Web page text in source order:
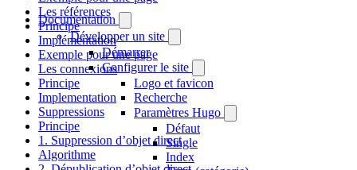
Documentation
Développer un site
Démarrer
Configurer le site
Logo et favicon
Recherche
Paramètres Hugo
Défaut
Single
Index
Les références
Principe
Implémentation
Exemple pour une page
Les connexions
Principe
Implementation
Suppressions
Principe
1. Suppression d’objet direct
Algorithme